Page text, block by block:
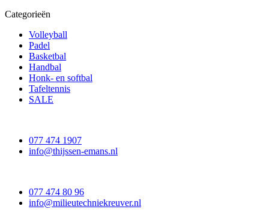
Categorieën
Volleyball
Padel
Basketbal
Handbal
Honk- en softbal
Tafeltennis
SALE
077 474 1907
info@thijssen-emans.nl
077 474 80 96
info@milieutechniekreuver.nl